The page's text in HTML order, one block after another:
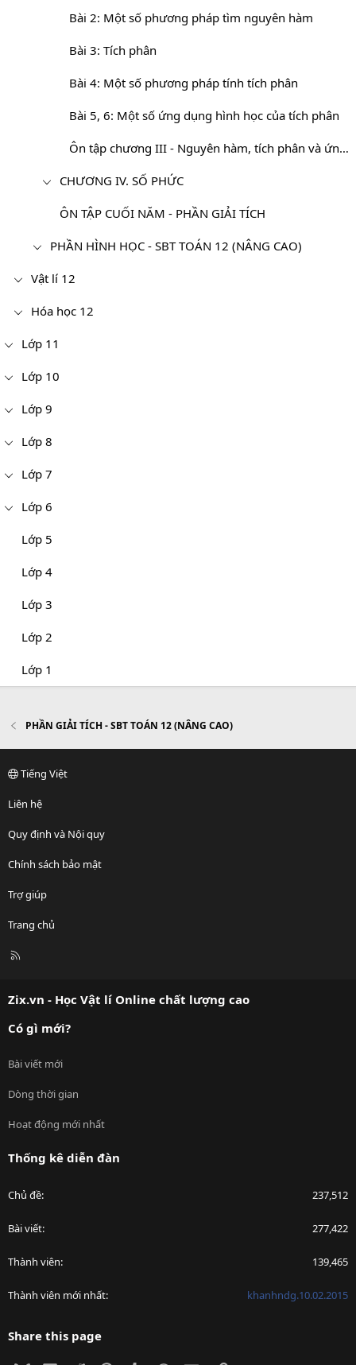
Bài 2: Một số phương pháp tìm nguyên hàm
Bài 3: Tích phân
Bài 4: Một số phương pháp tính tích phân
Bài 5, 6: Một số ứng dụng hình học của tích phân
Ôn tập chương III - Nguyên hàm, tích phân và ứng dụng
CHƯƠNG IV. SỐ PHỨC
ÔN TẬP CUỐI NĂM - PHẦN GIẢI TÍCH
PHẦN HÌNH HỌC - SBT TOÁN 12 (NÂNG CAO)
Vật lí 12
Hóa học 12
Lớp 11
Lớp 10
Lớp 9
Lớp 8
Lớp 7
Lớp 6
Lớp 5
Lớp 4
Lớp 3
Lớp 2
Lớp 1
PHẦN GIẢI TÍCH - SBT TOÁN 12 (NÂNG CAO)
Tiếng Việt
Liên hệ
Quy định và Nội quy
Chính sách bảo mật
Trợ giúp
Trang chủ
R
Zix.vn - Học Vật lí Online chất lượng cao
Có gì mới?
Bài viết mới
Dòng thời gian
Hoạt động mới nhất
Thống kê diễn đàn
Chủ đề 237,512
Bài viết 277,422
Thành viên 139,465
Thành viên mới nhất khanhndg.10.02.2015
Share this page